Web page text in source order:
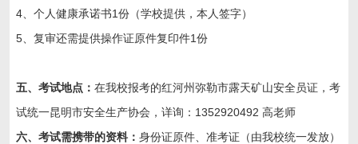
4、个人健康承诺书1份（学校提供，本人签字）
5、复审还需提供操作证原件复印件1份
五、考试地点：在我校报考的红河州弥勒市露天矿山安全员证，考
试统一昆明市安全生产协会，详询：1352920492 高老师
六、考试需携带的资料：身份证原件、准考证（由我校统一发放）